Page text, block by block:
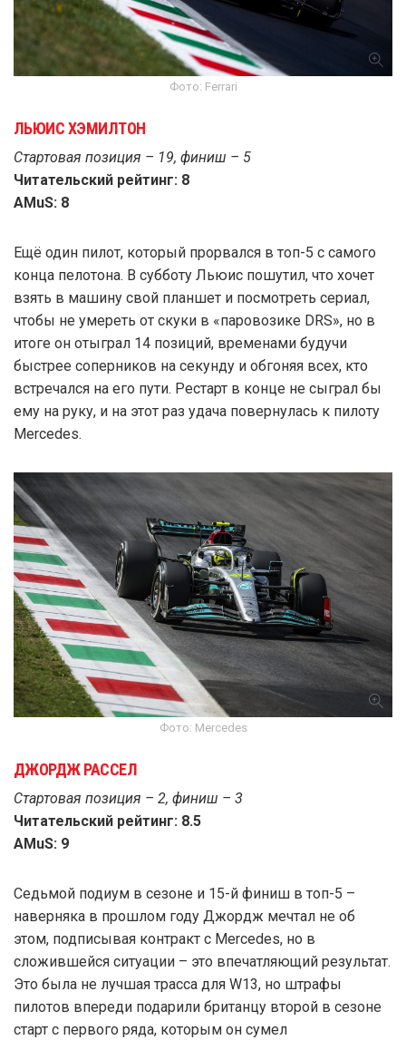
Фото: Ferrari
ЛЬЮИС ХЭМИЛТОН
Стартовая позиция – 19, финиш – 5
Читательский рейтинг: 8
AMuS: 8
Ещё один пилот, который прорвался в топ-5 с самого
конца пелотона. В субботу Льюис пошутил, что хочет
взять в машину свой планшет и посмотреть сериал,
чтобы не умереть от скуки в «паровозике DRS», но в
итоге он отыграл 14 позиций, временами будучи
быстрее соперников на секунду и обгоняя всех, кто
встречался на его пути. Рестарт в конце не сыграл бы
ему на руку, и на этот раз удача повернулась к пилоту
Mercedes.
Фото: Mercedes
ДЖОРДЖ РАССЕЛ
Стартовая позиция – 2, финиш – 3
Читательский рейтинг: 8.5
AMuS: 9
Седьмой подиум в сезоне и 15-й финиш в топ-5 –
наверняка в прошлом году Джордж мечтал не об
этом, подписывая контракт с Mercedes, но в
сложившейся ситуации – это впечатляющий результат.
Это была не лучшая трасса для W13, но штрафы
пилотов впереди подарили британцу второй в сезоне
старт с первого ряда, которым он сумел